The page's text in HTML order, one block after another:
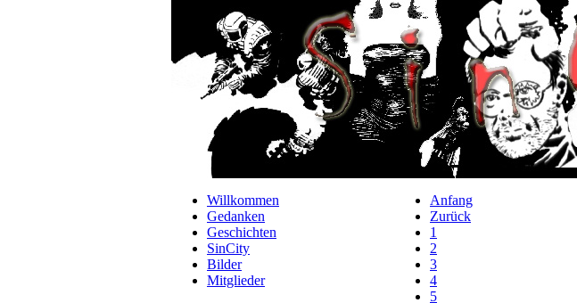
Anfang
Zurück
1
2
3
4
5
überspringen
Willkommen
Gedanken
Geschichten
SinCity
Bilder
Mitglieder